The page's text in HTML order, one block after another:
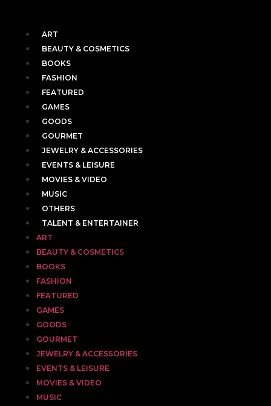
ART
BEAUTY & COSMETICS
BOOKS
FASHION
FEATURED
GAMES
GOODS
GOURMET
JEWELRY & ACCESSORIES
EVENTS & LEISURE
MOVIES & VIDEO
MUSIC
OTHERS
TALENT & ENTERTAINER
ART
BEAUTY & COSMETICS
BOOKS
FASHION
FEATURED
GAMES
GOODS
GOURMET
JEWELRY & ACCESSORIES
EVENTS & LEISURE
MOVIES & VIDEO
MUSIC